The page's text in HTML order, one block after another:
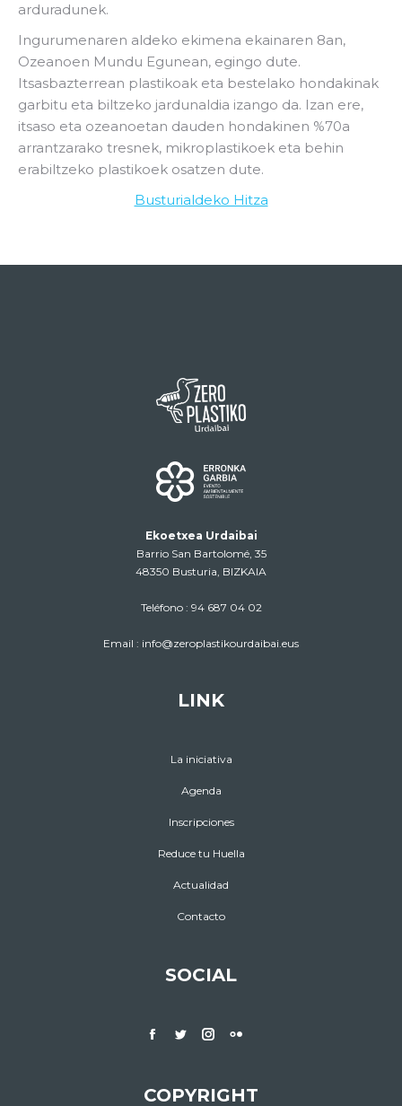
arduradunek.
Ingurumenaren aldeko ekimena ekainaren 8an,
Ozeanoen Mundu Egunean, egingo dute.
Itsasbazterrean plastikoak eta bestelako hondakinak
garbitu eta biltzeko jardunaldia izango da. Izan ere,
itsaso eta ozeanoetan dauden hondakinen %70a
arrantzarako tresnek, mikroplastikoek eta behin
erabiltzeko plastikoek osatzen dute.
Busturialdeko Hitza
Ekoetxea Urdaibai
Barrio San Bartolomé, 35
48350 Busturia, BIZKAIA
Teléfono : 94 687 04 02
Email : info@zeroplastikourdaibai.eus
LINK
La iniciativa
Agenda
Inscripciones
Reduce tu Huella
Actualidad
Contacto
SOCIAL
COPYRIGHT